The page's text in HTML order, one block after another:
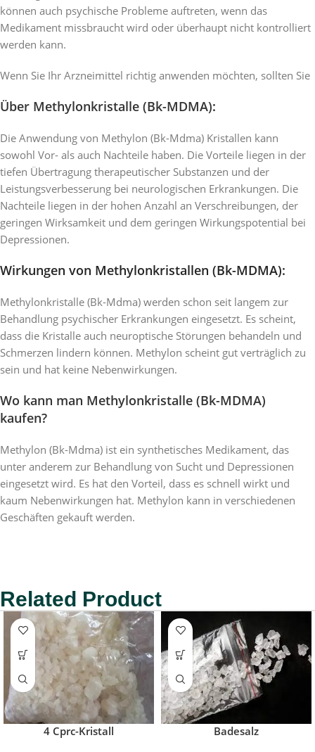
können auch psychische Probleme auftreten, wenn das
Medikament missbraucht wird oder überhaupt nicht kontrolliert
werden kann.
Wenn Sie Ihr Arzneimittel richtig anwenden möchten, sollten Sie
Über Methylonkristalle (Bk-MDMA):
Die Anwendung von Methylon (Bk-Mdma) Kristallen kann
sowohl Vor- als auch Nachteile haben. Die Vorteile liegen in der
tiefen Übertragung therapeutischer Substanzen und der
Leistungsverbesserung bei neurologischen Erkrankungen. Die
Nachteile liegen in der hohen Anzahl an Verschreibungen, der
geringen Wirksamkeit und dem geringen Wirkungspotential bei
Depressionen.
Wirkungen von Methylonkristallen (Bk-MDMA):
Methylonkristalle (Bk-Mdma) werden schon seit langem zur
Behandlung psychischer Erkrankungen eingesetzt. Es scheint,
dass die Kristalle auch neuroptische Störungen behandeln und
Schmerzen lindern können. Methylon scheint gut verträglich zu
sein und hat keine Nebenwirkungen.
Wo kann man Methylonkristalle (Bk-MDMA)
kaufen?
Methylon (Bk-Mdma) ist ein synthetisches Medikament, das
unter anderem zur Behandlung von Sucht und Depressionen
eingesetzt wird. Es hat den Vorteil, dass es schnell wirkt und
kaum Nebenwirkungen hat. Methylon kann in verschiedenen
Geschäften gekauft werden.
Related Product
4 Cprc-Kristall Badesalz